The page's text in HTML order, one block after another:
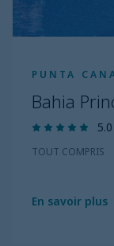
PUNTA
Bahia
5.0
TOUT COMPRIS
En savoir plus